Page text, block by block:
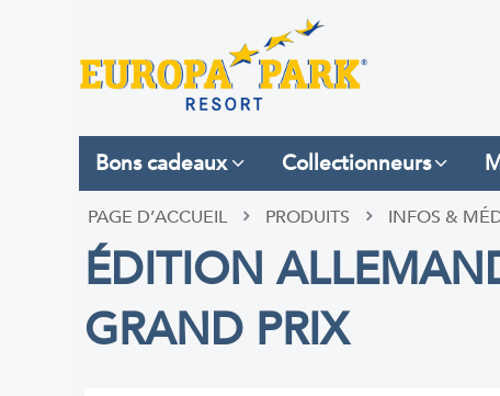
Bons cadeaux Collectionneurs
PAGE D’ACCUEIL PRODUITS INFOS &
ÉDITION
GRAND PRIX